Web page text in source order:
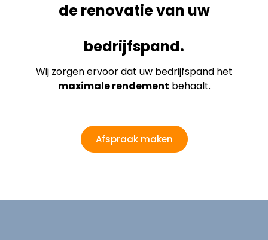
de renovatie van uw
bedrijfspand.
Wij zorgen ervoor dat uw bedrijfspand het
maximale rendement behaalt.
Afspraak maken